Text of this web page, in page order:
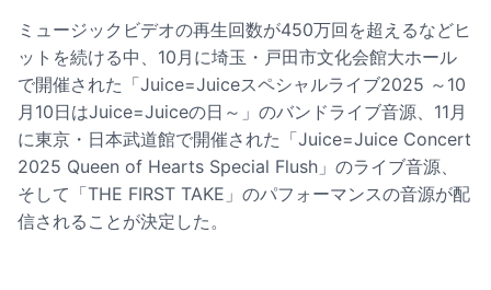
ミュージックビデオの再生回数が450万回を超えるなどヒ
ットを続ける中、10月に埼玉・戸田市文化会館大ホール
で開催された「Juice=Juiceスペシャルライブ2025 ～10
月10日はJuice=Juiceの日～」のバンドライブ音源、11月
に東京・日本武道館で開催された「Juice=Juice Concert
2025 Queen of Hearts Special Flush」のライブ音源、
そして「THE FIRST TAKE」のパフォーマンスの音源が配
信されることが決定した。